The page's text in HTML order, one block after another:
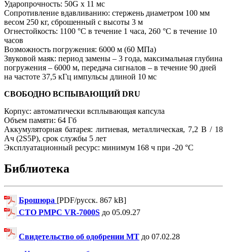
Ударопрочность: 50G x 11 мс
Сопротивление вдавливанию: стержень диаметром 100 мм
весом 250 кг, сброшенный с высоты 3 м
Огнестойкость: 1100 °C в течение 1 часа, 260 °C в течение 10
часов
Возможность погружения: 6000 м (60 МПа)
Звуковой маяк: период замены – 3 года, максимальная глубина
погружения – 6000 м, передача сигналов – в течение 90 дней
на частоте 37,5 кГц импульсы длиной 10 мс
СВОБОДНО ВСПЫВАЮЩИЙ DRU
Корпус: автоматически всплывающая капсула
Объем памяти: 64 Гб
Аккумуляторная батарея: литиевая, металлическая, 7,2 В / 18
Ач (2S5P), срок службы 5 лет
Эксплуатационный ресурс: минимум 168 ч при -20 °C
Библиотека
Брошюра [PDF/русск. 867 kB]
СТО РМРС VR-7000S до 05.09.27
Свидетельство об одобрении МТ до 07.02.28